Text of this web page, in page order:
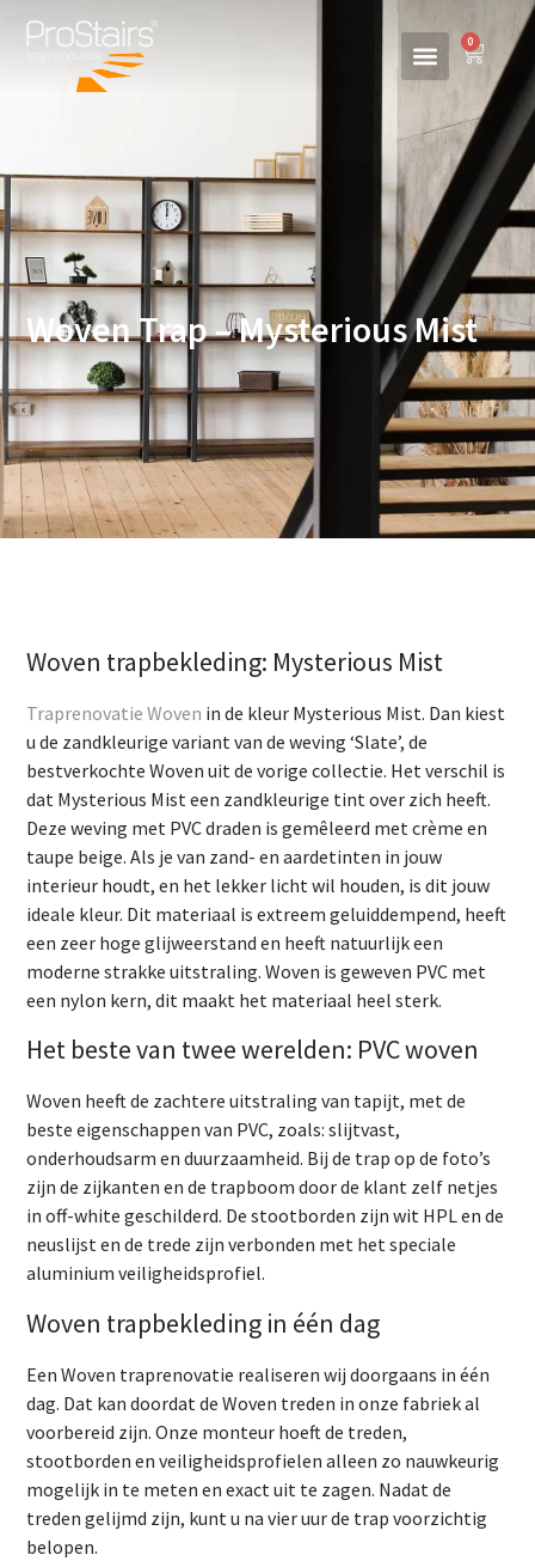
0
Woven Trap – Mysterious Mist
Woven trapbekleding: Mysterious Mist
Traprenovatie Woven in de kleur Mysterious Mist. Dan kiest
u de zandkleurige variant van de weving ‘Slate’, de
bestverkochte Woven uit de vorige collectie. Het verschil is
dat Mysterious Mist een zandkleurige tint over zich heeft.
Deze weving met PVC draden is gemêleerd met crème en
taupe beige. Als je van zand- en aardetinten in jouw
interieur houdt, en het lekker licht wil houden, is dit jouw
ideale kleur. Dit materiaal is extreem geluiddempend, heeft
een zeer hoge glijweerstand en heeft natuurlijk een
moderne strakke uitstraling. Woven is geweven PVC met
een nylon kern, dit maakt het materiaal heel sterk.
Het beste van twee werelden: PVC woven
Woven heeft de zachtere uitstraling van tapijt, met de
beste eigenschappen van PVC, zoals: slijtvast,
onderhoudsarm en duurzaamheid. Bij de trap op de foto’s
zijn de zijkanten en de trapboom door de klant zelf netjes
in off-white geschilderd. De stootborden zijn wit HPL en de
neuslijst en de trede zijn verbonden met het speciale
aluminium veiligheidsprofiel.
Woven trapbekleding in één dag
Een Woven traprenovatie realiseren wij doorgaans in één
dag. Dat kan doordat de Woven treden in onze fabriek al
voorbereid zijn. Onze monteur hoeft de treden,
stootborden en veiligheidsprofielen alleen zo nauwkeurig
mogelijk in te meten en exact uit te zagen. Nadat de
treden gelijmd zijn, kunt u na vier uur de trap voorzichtig
belopen.